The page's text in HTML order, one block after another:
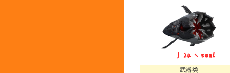
武器类